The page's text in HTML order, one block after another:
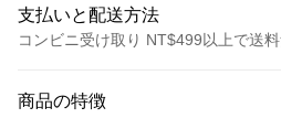
支払いと配送方法
コンビニ受け取り NT$499以上で送
クレジットカード1回払い
商品の特徴